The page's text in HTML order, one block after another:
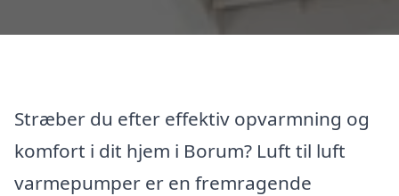
Stræber du efter effektiv opvarmning og
komfort i dit hjem i Borum? Luft til luft
varmepumper er en fremragende